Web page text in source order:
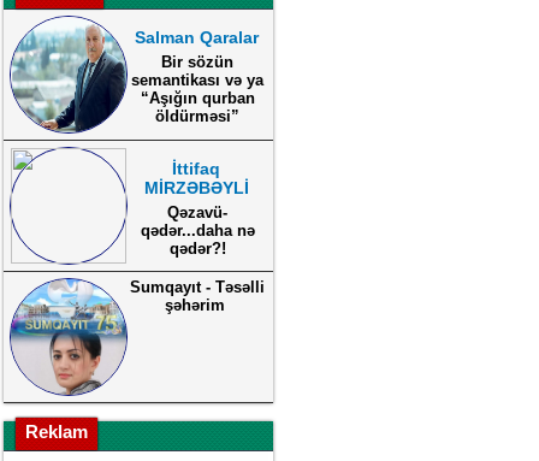
Salman Qaralar
Bir sözün
semantikası və ya
“Aşığın qurban
öldürməsi”
İttifaq
MİRZƏBƏYLİ
Qəzavü-
qədər...daha nə
qədər?!
Sumqayıt - Təsəlli
şəhərim
Reklam